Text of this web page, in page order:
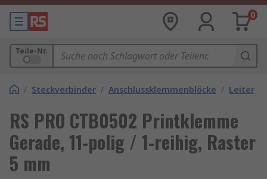
0
Teile-Nr.
/ Steckverbinder / Anschlussklemmenblöcke /
RS PRO CTB0502 Printklemme
Gerade, 11-polig / 1-reihig, Raster
5 mm